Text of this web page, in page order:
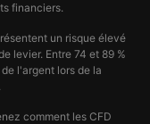
financiers.
un risque élevé
levier. Entre 74 et 89 %
l'argent lors de la
comment les CFD